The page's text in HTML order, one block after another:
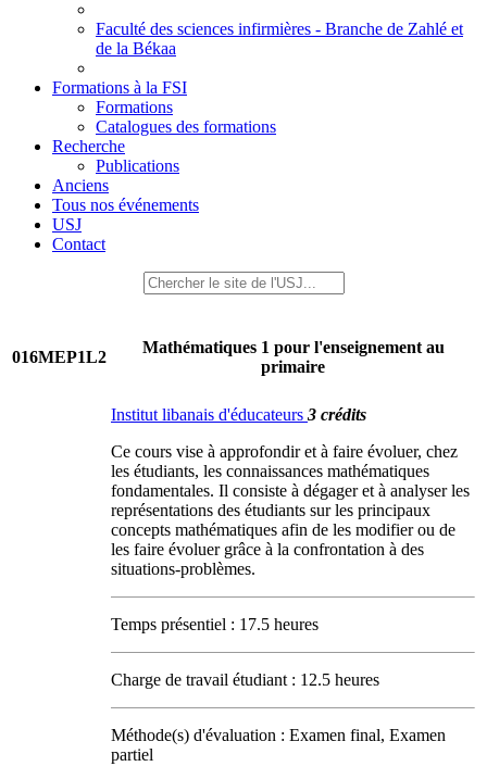
Faculté des sciences infirmières - Branche de Zahlé et
de la Békaa
Formations à la FSI
Formations
Catalogues des formations
Recherche
Publications
Anciens
Tous nos événements
USJ
Contact
016MEP1L2
Mathématiques 1 pour l'enseignement au
primaire
Institut libanais d'éducateurs 3 crédits
Ce cours vise à approfondir et à faire évoluer, chez
les étudiants, les connaissances mathématiques
fondamentales. Il consiste à dégager et à analyser les
représentations des étudiants sur les principaux
concepts mathématiques afin de les modifier ou de
les faire évoluer grâce à la confrontation à des
situations-problèmes.
Temps présentiel : 17.5 heures
Charge de travail étudiant : 12.5 heures
Méthode(s) d'évaluation : Examen final, Examen
partiel